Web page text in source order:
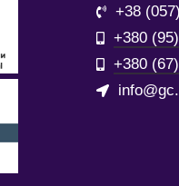
+38
+380
+380